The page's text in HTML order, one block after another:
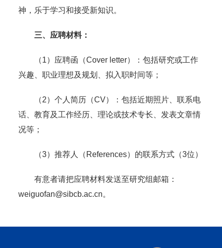
神，乐于学习和接受新知识。
三、应聘材料：
（1）应聘函（Cover letter）：包括研究或工作
兴趣、职业理想及规划、拟入职时间等；
（2）个人简历（CV）：包括近期照片、联系电
话、教育及工作经历、理论或技术专长、发表文章情
况等；
（3）推荐人（References）的联系方式（3位）
有意者请把应聘材料发送至研究组邮箱：
weiguofan@sibcb.ac.cn。